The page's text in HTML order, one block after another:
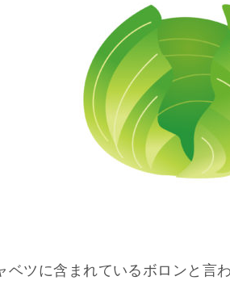
ベツに含まれているボロンと言